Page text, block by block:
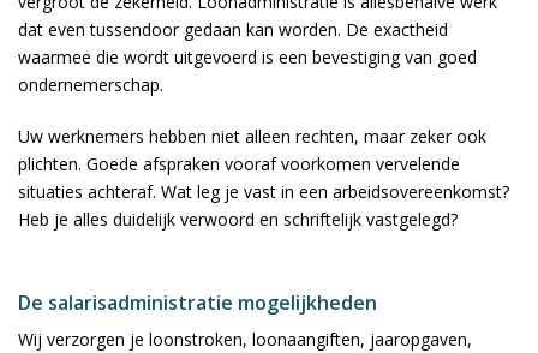
dat even tussendoor gedaan kan worden. De exactheid
waarmee die wordt uitgevoerd is een bevestiging van goed
ondernemerschap.
Uw werknemers hebben niet alleen rechten, maar zeker ook
plichten. Goede afspraken vooraf voorkomen vervelende
situaties achteraf. Wat leg je vast in een arbeidsovereenkomst?
Heb je alles duidelijk verwoord en schriftelijk vastgelegd?
De salarisadministratie mogelijkheden
Wij verzorgen je loonstroken, loonaangiften, jaaropgaven,